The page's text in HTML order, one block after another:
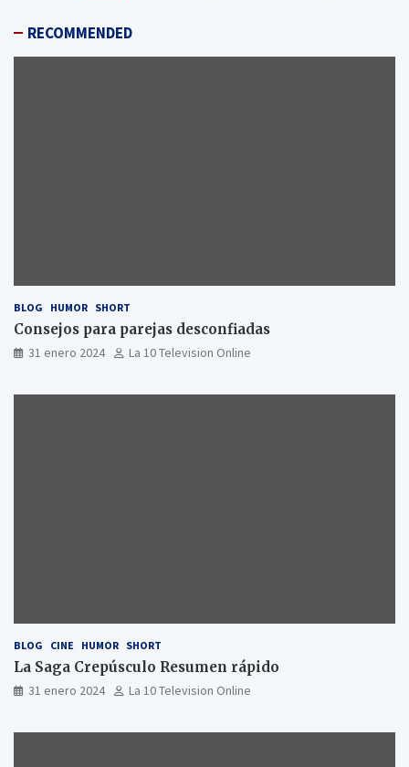
entradas
RECOMMENDED
BLOG HUMOR SHORT
Consejos para parejas desconfiadas
31 enero 2024 La 10 Television Online
BLOG CINE HUMOR SHORT
La Saga Crepúsculo Resumen rápido
31 enero 2024 La 10 Television Online